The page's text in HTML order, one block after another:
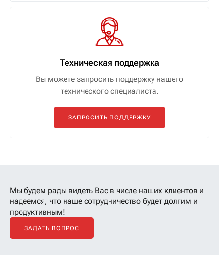
Техническая поддержка
Вы можете запросить поддержку нашего
технического специалиста.
ЗАПРОСИТЬ ПОДДЕРЖКУ
Мы будем рады видеть Вас в числе наших клиентов и
надеемся, что наше сотрудничество будет долгим и
продуктивным!
ЗАДАТЬ ВОПРОС